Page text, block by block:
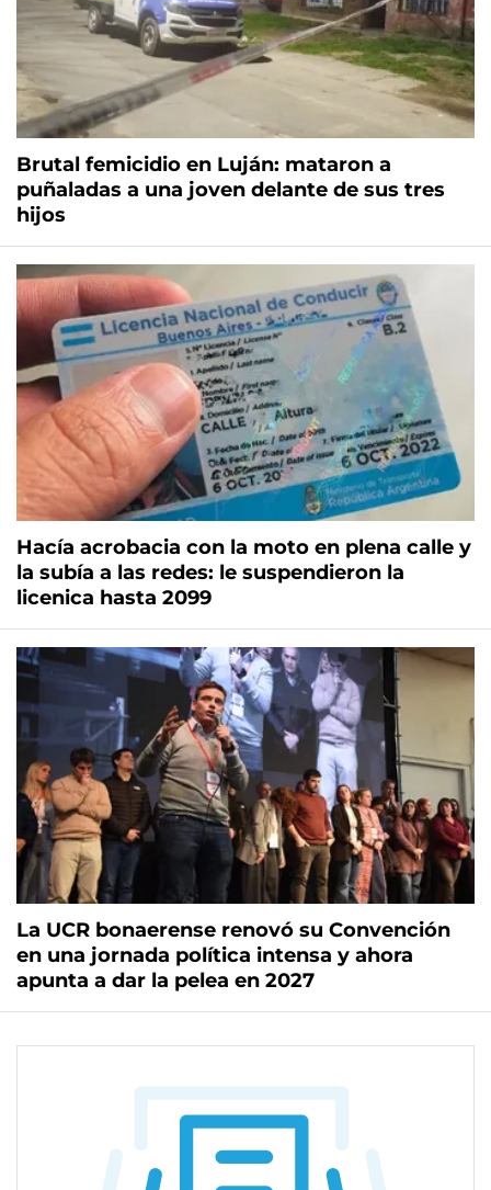
Brutal femicidio en Luján: mataron a
puñaladas a una joven delante de sus tres
hijos
Hacía acrobacia con la moto en plena calle y
la subía a las redes: le suspendieron la
licenica hasta 2099
La UCR bonaerense renovó su Convención
en una jornada política intensa y ahora
apunta a dar la pelea en 2027